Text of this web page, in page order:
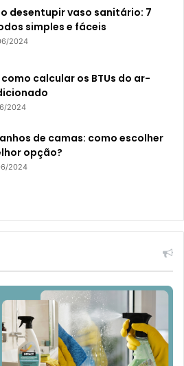
desentupir vaso sanitário: 7
simples e fáceis
2024
calcular os BTUs do ar-
2024
de camas: como escolher
opção?
2024